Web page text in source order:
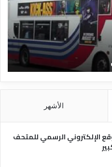
ق
و
الأشهر
الإلكتروني الرسمي للمتحف